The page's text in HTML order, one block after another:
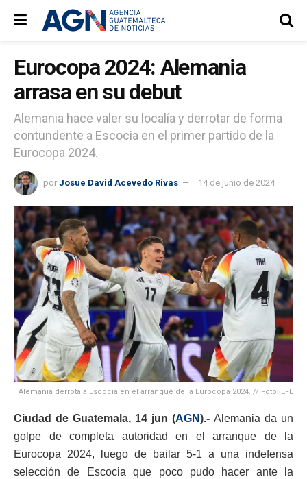
Eurocopa 2024: Alemania
arrasa en su debut
Alemania hace valer su localía y derrotar de forma
contundente a Escocia en el primer partido de la
Eurocopa 2024.
por Josue David Acevedo Rivas 14 de junio de 2024
Alemania derrota a Escocia en el arranque de la Eurocopa 2024. // Foto: EFE
Ciudad de Guatemala, 14 jun (AGN).- Alemania da un
golpe de completa autoridad en el arranque de la
Eurocopa 2024, luego de bailar 5-1 a una indefensa
selección de Escocia que poco pudo hacer ante la